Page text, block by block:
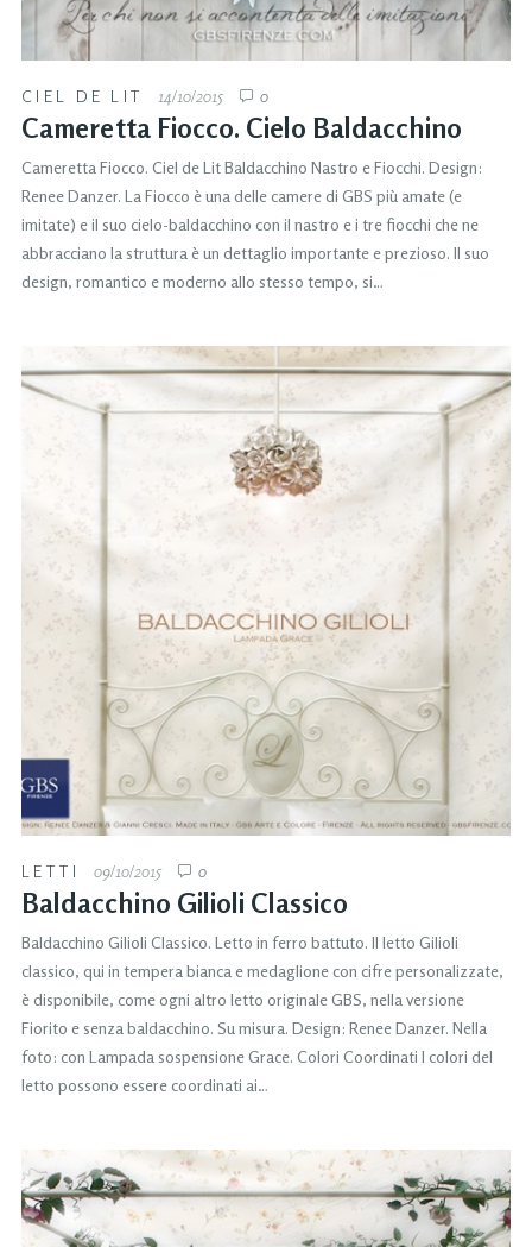
CIEL DE LIT 14/10/2015 0
Cameretta Fiocco. Cielo Baldacchino
Cameretta Fiocco. Ciel de Lit Baldacchino Nastro e Fiocchi. Design:
Renee Danzer. La Fiocco è una delle camere di GBS più amate (e
imitate) e il suo cielo-baldacchino con il nastro e i tre fiocchi che ne
abbracciano la struttura è un dettaglio importante e prezioso. Il suo
design, romantico e moderno allo stesso tempo, si…
LETTI 09/10/2015 0
Baldacchino Gilioli Classico
Baldacchino Gilioli Classico. Letto in ferro battuto. Il letto Gilioli
classico, qui in tempera bianca e medaglione con cifre personalizzate,
è disponibile, come ogni altro letto originale GBS, nella versione
Fiorito e senza baldacchino. Su misura. Design: Renee Danzer. Nella
foto: con Lampada sospensione Grace. Colori Coordinati I colori del
letto possono essere coordinati ai…